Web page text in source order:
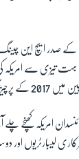
کے صدر ایچ این
تیزی سے امریکہ
میں2017 کے
امریکہ کھنچے
لیبارٹریوں